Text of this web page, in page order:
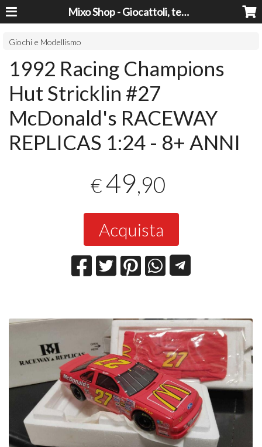
Mixo Shop - Giocattoli, tecnologia, casa e giardino a prezzi super!
Giochi e Modellismo
1992 Racing Champions
Hut Stricklin #27
McDonald's RACEWAY
REPLICAS 1:24 - 8+ ANNI
€49,90
Acquista